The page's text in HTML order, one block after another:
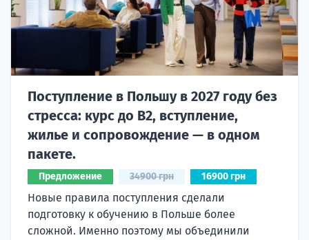
Поступление в Польшу в 2027 году без
стресса: курс до B2, вступление,
жилье и сопровождение — в одном
пакете.
Предложение 34900 грн 16900 грн
Новые правила поступления сделали
подготовку к обучению в Польше более
сложной. Именно поэтому мы объединили